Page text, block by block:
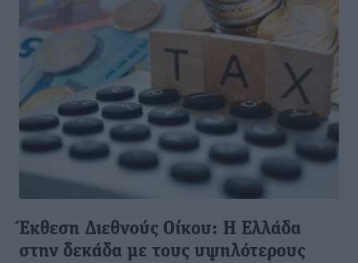
Έκθεση Διεθνούς Οίκου: Η Ελλάδα
στην δεκάδα με τους υψηλότερους